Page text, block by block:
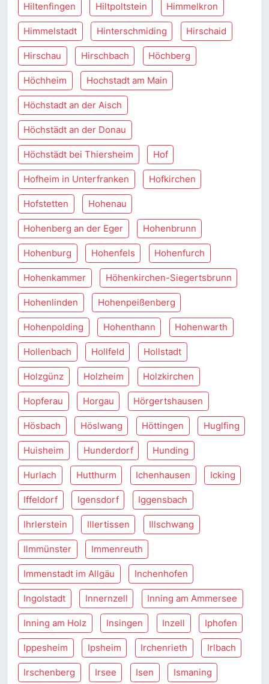
Hiltenfingen Hiltpoltstein Himmelkron
Himmelstadt Hinterschmiding Hirschaid
Hirschau Hirschbach Höchberg
Höchheim Hochstadt am Main
Höchstadt an der Aisch
Höchstädt an der Donau
Höchstädt bei Thiersheim Hof
Hofheim in Unterfranken Hofkirchen
Hofstetten Hohenau
Hohenberg an der Eger Hohenbrunn
Hohenburg Hohenfels Hohenfurch
Hohenkammer Höhenkirchen-Siegertsbrunn
Hohenlinden Hohenpeißenberg
Hohenpolding Hohenthann Hohenwarth
Hollenbach Hollfeld Hollstadt
Holzgünz Holzheim Holzkirchen
Hopferau Horgau Hörgertshausen
Hösbach Höslwang Höttingen Huglfing
Huisheim Hunderdorf Hunding
Hurlach Hutthurm Ichenhausen Icking
Iffeldorf Igensdorf Iggensbach
Ihrlerstein Illertissen Illschwang
Ilmmünster Immenreuth
Immenstadt im Allgäu Inchenhofen
Ingolstadt Innernzell Inning am Ammersee
Inning am Holz Insingen Inzell Iphofen
Ippesheim Ipsheim Irchenrieth Irlbach
Irschenberg Irsee Isen Ismaning